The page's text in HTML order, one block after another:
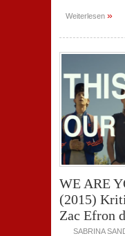
Weiterlesen »
WE ARE
(2015)
Zac Efron
SABRINA